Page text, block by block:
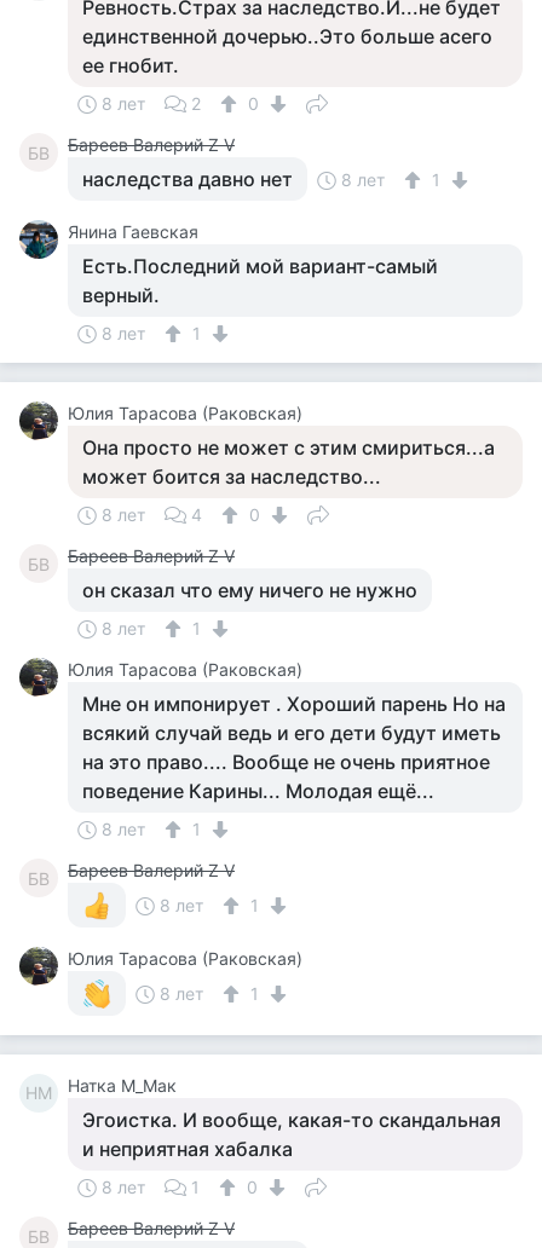
Ревность.Страх за наследство.И...не будет
единственной дочерью..Это больше асего
ее гнобит.
8 лет 2 0
БВ Бареев Валерий Z V
наследства давно нет 8 лет 1
Янина Гаевская
Есть.Последний мой вариант-самый
верный.
8 лет 1
Юлия Тарасова (Раковская)
Она просто не может с этим смириться...а
может боится за наследство...
8 лет 4 0
БВ Бареев Валерий Z V
он сказал что ему ничего не нужно
8 лет
1
Юлия Тарасова (Раковская)
Мне он импонирует . Хороший парень Но на
всякий случай ведь и его дети будут иметь
на это право.... Вообще не очень приятное
поведение Карины... Молодая ещё...
8 лет 1
БВ
Бареев Валерий Z V
8 лет
1
Юлия Тарасова (Раковская)
8 лет
1
НМ Натка М_Мак
Эгоистка. И вообще, какая-то скандальная
и неприятная хабалка
8 лет 1 0
БВ Бареев Валерий Z V